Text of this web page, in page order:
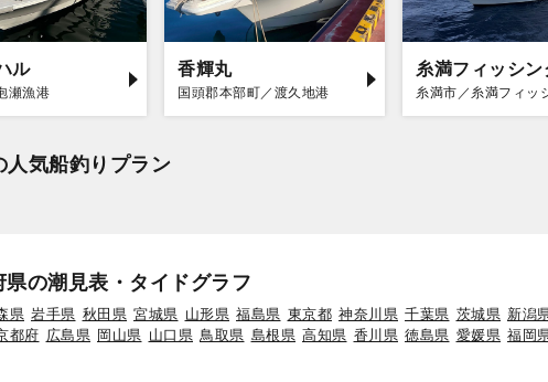
ル
瀬漁港
香輝丸
国頭郡本部町／渡久地港
人気船釣りプラン
県の潮見表・タイドグラフ
県 岩手県 秋田県 宮城県 山形県 福島県 東京都 神奈川県 千葉県 茨城県 新潟
都府 広島県 岡山県 山口県 鳥取県 島根県 高知県 香川県 徳島県 愛媛県 福岡